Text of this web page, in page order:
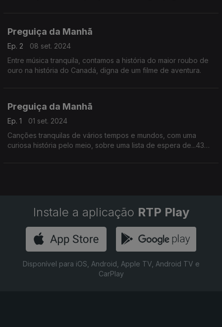
Preguiça da Manhã
Ep. 2
08 set. 2024
Entre música tranquila, contamos a história do maior roubo de
ouro na história do Canadá, digna de um filme de aventura.
Preguiça da Manhã
Ep. 1
01 set. 2024
Canções tranquilas de vários tempos e mundos, com uma
curiosa história pelo meio, sobre uma lista de espera de...43
Instale a aplicação RTP Play
Disponível para iOS, Android, Apple TV, Android TV e
CarPlay